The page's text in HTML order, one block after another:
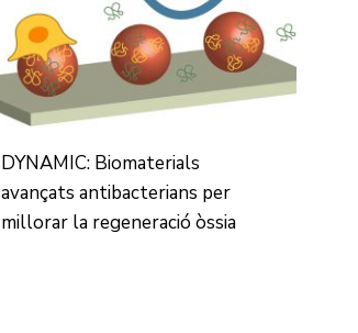
DYNAMIC: Biomaterials
avançats antibacterians per
millorar la regeneració òssia